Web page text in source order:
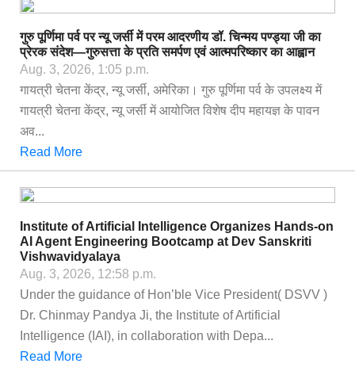
गुरु पूर्णिमा पर्व पर न्यू जर्सी में परम आदरणीय डॉ. चिन्मय पण्ड्या जी का
प्रेरक संदेश—गुरुसत्ता के प्रति समर्पण एवं आत्मपरिष्कार का आह्वान
Aug. 3, 2026, 1:05 p.m.
गायत्री चेतना केंद्र, न्यू जर्सी, अमेरिका। गुरु पूर्णिमा पर्व के उपलक्ष्य में
गायत्री चेतना केंद्र, न्यू जर्सी में आयोजित विशेष दीप महायज्ञ के पावन
अव...
Read More
Institute of Artificial Intelligence Organizes Hands-on
AI Agent Engineering Bootcamp at Dev Sanskriti
Vishwavidyalaya
Aug. 3, 2026, 12:58 p.m.
Under the guidance of Hon’ble Vice President( DSVV )
Dr. Chinmay Pandya Ji, the Institute of Artificial
Intelligence (IAI), in collaboration with Depa...
Read More